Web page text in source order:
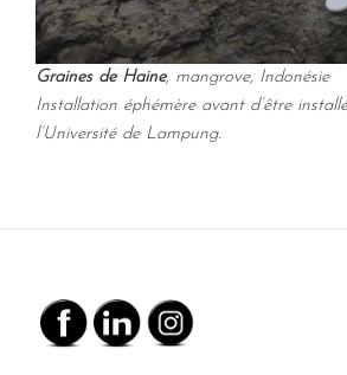
Graines de Haine, mangrove, Indonésie
Installation éphémère avant d’être
l’Université de Lampung.